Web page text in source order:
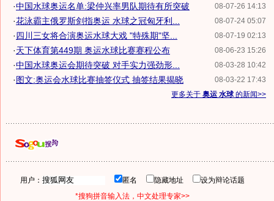
08-07-26 14:13
·中国水球奥运名单:梁仲兴率男队期待有所突破
08-07-24 05:07
·花泳霸主俄罗斯剑指奥运 水球之冠匈牙利...
08-07-19 02:13
·四川三女将合演奥运水球大戏 "特殊期"坚...
08-06-23 15:26
·天下体育第449期 奥运水球比赛赛程公布
08-03-28 10:42
·中国水球奥运会期待突破 对手实力强劲形...
08-03-22 17:43
·图文:奥运会水球比赛抽签仪式 抽签结果揭晓
更多关于 奥运 水球的新闻>>
用户： 匿名 隐藏地址
设为辩论话题
*搜狗拼音输入法，中文处理专家>>